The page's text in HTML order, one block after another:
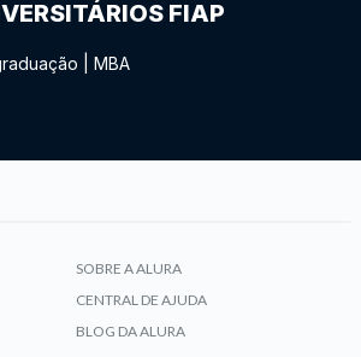
FIAP
MBA
SOBRE A ALURA
CENTRAL DE AJUDA
BLOG DA ALURA